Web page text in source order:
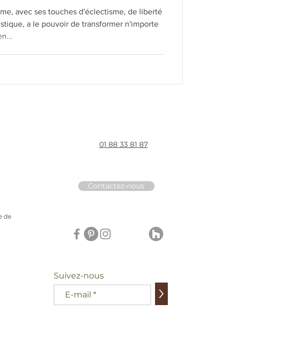
avec ses touches d'éclectisme, de liberté
a le pouvoir de transformer n'importe
de
01 88 33 81 87
Contactez-nous
Suivez-nous
>